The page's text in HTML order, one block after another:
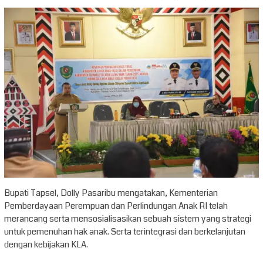
Bupati Tapsel, Dolly Pasaribu mengatakan, Kementerian
Pemberdayaan Perempuan dan Perlindungan Anak RI telah
merancang serta mensosialisasikan sebuah sistem yang strategi
untuk pemenuhan hak anak. Serta terintegrasi dan berkelanjutan
dengan kebijakan KLA.